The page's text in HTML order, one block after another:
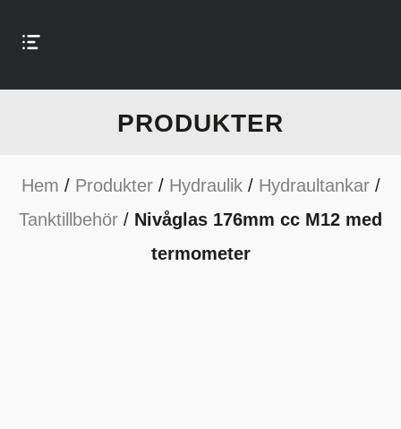
PRODUKTER
Hem / Produkter/ Hydraulik/ Hydraultankar/
Tanktillbehör / Nivåglas 176mm cc M12 med
termometer